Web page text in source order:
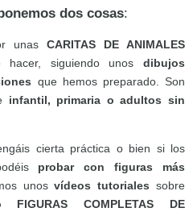
dos cosas:
unas CARITAS DE ANIMALES
hacer, siguiendo unos dibujos
que hemos preparado. Son
infantil, primaria o adultos sin
cierta práctica o bien si los
probar con figuras más
unosvídeos tutorialessobre
FIGURAS COMPLETAS DE